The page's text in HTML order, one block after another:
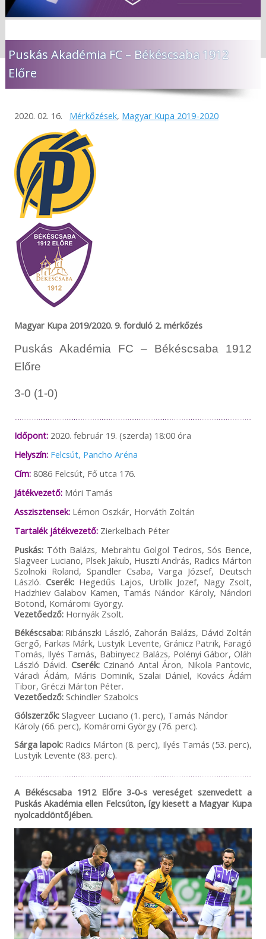
Puskás Akadémia FC – Békéscsaba 1912
Előre
2020. 02. 16. Mérkőzések, Magyar Kupa 2019-2020
Magyar Kupa 2019/2020. 9. forduló 2. mérkőzés
Puskás Akadémia FC – Békéscsaba 1912
Előre
3-0 (1-0)
Időpont:2020. február 19. (szerda) 18:00 óra
Helyszín: Felcsút, Pancho Aréna
Cím:8086 Felcsút, Fő utca 176.
Játékvezető:Móri Tamás
Asszisztensek:Lémon Oszkár, Horváth Zoltán
Tartalék játékvezető: Zierkelbach Péter
Puskás:Tóth Balázs, Mebrahtu Golgol Tedros, Sós Bence,
Slagveer Luciano, Plsek Jakub, Huszti András, Radics Márton
Szolnoki Roland, Spandler Csaba, Varga József, Deutsch
László.Cserék: Hegedűs Lajos, Urblík Jozef, Nagy Zsolt,
Hadzhiev Galabov Kamen, Tamás Nándor Károly, Nándori
Botond, Komáromi György.
Vezetőedző:Hornyák Zsolt.
Békéscsaba:Ribánszki László, Zahorán Balázs, Dávid Zoltán
Gergő, Farkas Márk, Lustyik Levente, Gránicz Patrik, Faragó
Tomás, Ilyés Tamás, Babinyecz Balázs, Polényi Gábor, Oláh
László Dávid. Cserék:Czinanó Antal Áron, Nikola Pantovic,
Váradi Ádám, Máris Dominik, Szalai Dániel, Kovács Ádám
Tibor, Gréczi Márton Péter.
Vezetőedző:Schindler Szabolcs
Gólszerzők:Slagveer Luciano (1. perc), Tamás Nándor
Károly (66. perc), Komáromi György (76. perc).
Sárga lapok:Radics Márton (8. perc), Ilyés Tamás (53. perc),
Lustyik Levente (83. perc).
A Békéscsaba 1912 Előre 3-0-s vereséget szenvedett a
Puskás Akadémia ellen Felcsúton, így kiesett a Magyar Kupa
nyolcaddöntőjében.